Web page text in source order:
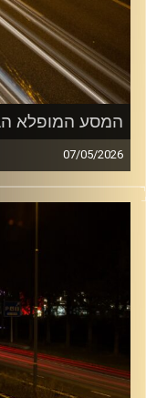
המסע המופלא
07/05/2026
מוזיקה שתלווה
הביתה בשלום עם
קרדיט תמונות: